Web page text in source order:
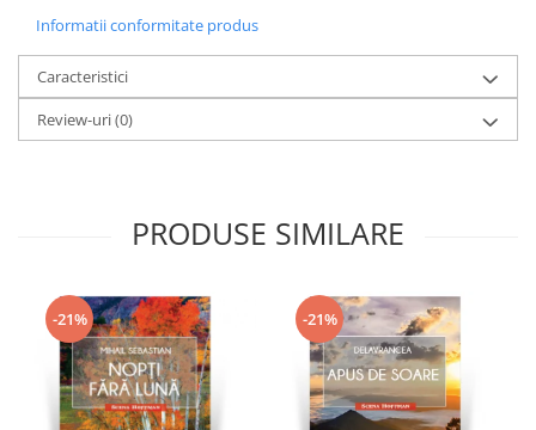
Informatii conformitate produs
Caracteristici
Review-uri(0)
PRODUSE SIMILARE
-21% -21%